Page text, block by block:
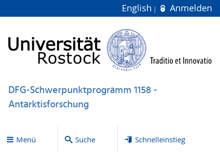
English Anmelden
DFG-Schwerpunktprogramm 1158 -
Antarktisforschung
Menü Suche Schnelleinstieg